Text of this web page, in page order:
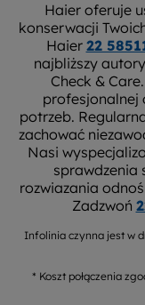
Haier oferuje
konserwacji
Haier 22
najbliższy
Check &
profesjonalnej
potrzeb.
zachować
Nasi
sprawdzenia
rozwiazania
Zadzwoń
Infolinia czynna jest w
* Koszt połączenia